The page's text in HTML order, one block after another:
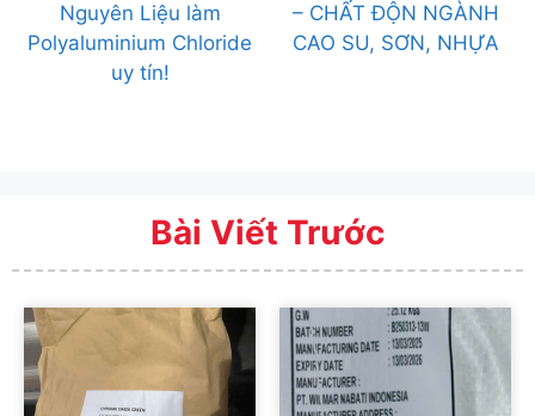
Nguyên Liệu làm
Polyaluminium Chloride
uy tín!
– CHẤT ĐỘN NGÀNH
CAO SU, SƠN, NHỰA
Bài Viết Trước